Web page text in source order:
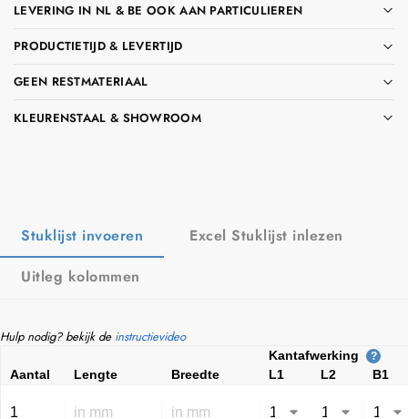
LEVERING IN NL & BE OOK AAN PARTICULIEREN
PRODUCTIETIJD & LEVERTIJD
GEEN RESTMATERIAAL
KLEURENSTAAL & SHOWROOM
Stuklijst invoeren
Excel Stuklijst inlezen
Uitleg kolommen
Hulp nodig? bekijk de instructievideo
Kantafwerking ?
Aantal Lengte Breedte L1 L2 B1